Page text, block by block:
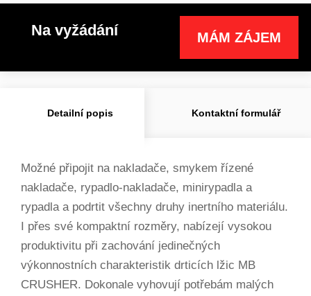
Na vyžádání MÁM ZÁJEM
Detailní popis Kontaktní formulář
Možné připojit na nakladače, smykem řízené
nakladače, rypadlo-nakladače, minirypadla a
rypadla a podrtit všechny druhy inertního materiálu.
I přes své kompaktní rozměry, nabízejí vysokou
produktivitu při zachování jedinečných
výkonnostních charakteristik drticích lžic MB
CRUSHER. Dokonale vyhovují potřebám malých